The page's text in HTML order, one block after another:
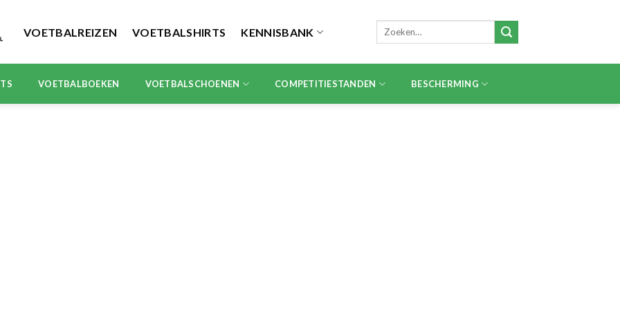
VOETBALREIZEN VOETBALSHIRTS KENNISBANK
Zoeken
VOETBALBOEKEN VOETBALSCHOENEN COMPETITIESTANDEN BESCHERMING